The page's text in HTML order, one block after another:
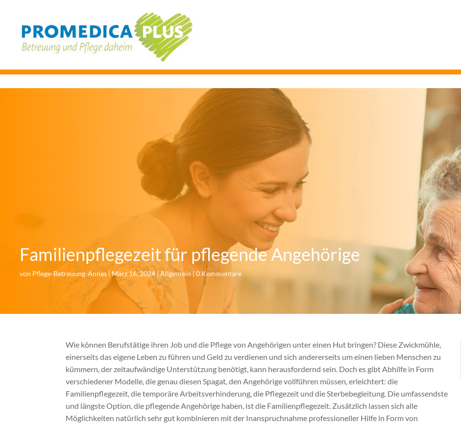
Familienpflegezeit für pflegende Angehörige
von Pflege-Betreuung-Annas | März 16, 2024 |Allgemein | 0 Kommentare
Wie können Berufstätige ihren Job und die Pflege von Angehörigen unter einen Hut bringen? Diese Zwickmühle,
einerseits das eigene Leben zu führen und Geld zu verdienen und sich andererseits um einen lieben Menschen zu
kümmern, der zeitaufwändige Unterstützung benötigt, kann herausfordernd sein. Doch es gibt Abhilfe in Form
verschiedener Modelle, die genau diesen Spagat, den Angehörige vollführen müssen, erleichtert: die
Familienpflegezeit, die temporäre Arbeitsverhinderung, die Pflegezeit und die Sterbebegleitung. Die umfassendste
und längste Option, die pflegende Angehörige haben, ist die Familienpflegezeit. Zusätzlich lassen sich alle
Möglichkeiten natürlich sehr gut kombinieren mit der Inanspruchnahme professioneller Hilfe in Form von